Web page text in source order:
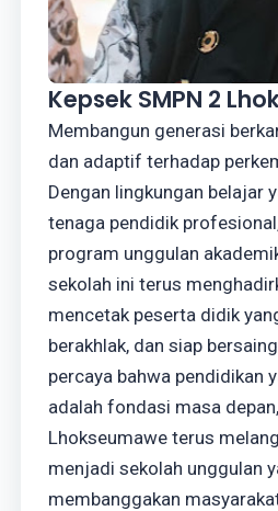
Kepsek SMPN 2
Membangun generasi
dan adaptif terhadap
Dengan lingkungan belajar
tenaga pendidik
program unggulan
sekolah ini terus
mencetak peserta didik
berakhlak, dan siap
percaya bahwa pendidikan
adalah fondasi masa
Lhokseumawe terus
menjadi sekolah unggulan
membanggakan